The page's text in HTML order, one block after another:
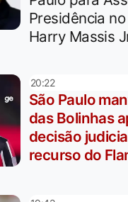
Presidência
Harry Massis
20:22
São Paulo
das Bolinhas
decisão
recurso do